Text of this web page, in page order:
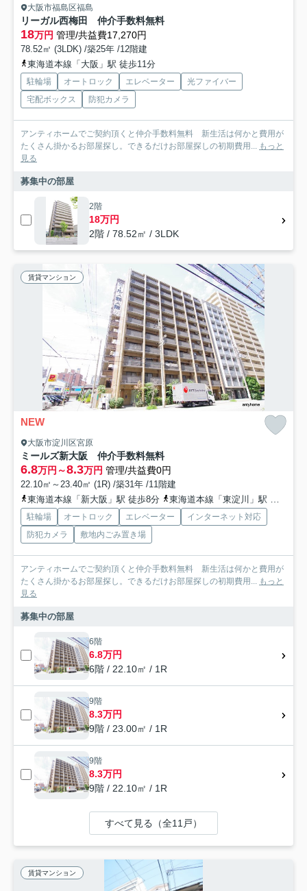
大阪市福島区福島
リーガル西梅田 仲介手数料無料
18万円 管理/共益費17,270円
78.52㎡ (3LDK) /築25年 /12階建
東海道本線「大阪」駅 徒歩11分
駐輪場 オートロック エレベーター
光ファイバー
宅配ボックス
防犯カメラ
アンティホームでご契約頂くと仲介手数料無料 新生活は何かと費用が
たくさん掛かるお部屋探し。できるだけお部屋探しの初期費用...
もっと
見る
募集中の部屋
2階
18万円
2階 / 78.52㎡ / 3LDK
賃貸マンション
NEW
大阪市淀川区宮原
ミールズ新大阪 仲介手数料無料
6.8万円～8.3万円 管理/共益費0円
22.10㎡～23.40㎡ (1R) /築31年 /11階建
東海道本線「新大阪」駅 徒歩8分
東海道本線「東淀川」駅 徒歩8分
駐輪場 オートロック エレベーター
インターネット対応
防犯カメラ
敷地内ごみ置き場
アンティホームでご契約頂くと仲介手数料無料 新生活は何かと費用が
たくさん掛かるお部屋探し。できるだけお部屋探しの初期費用...
もっと
見る
募集中の部屋
6階
6.8万円
6階 / 22.10㎡ / 1R
9階
8.3万円
9階 / 23.00㎡ / 1R
9階
8.3万円
9階 / 22.10㎡ / 1R
すべて見る（全11戸）
賃貸マンション